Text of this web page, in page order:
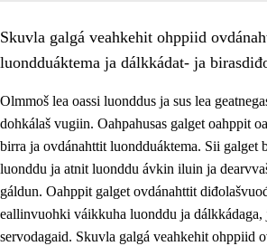
1. Oahpahusa árvovuođđu
Skuvla galgá veahkehit ohppiid
luondduáktema ja dálkkádat- ja
Olmmoš lea oassi luonddus ja sus lea
dohkálaš vugiin. Oahpahusas galget oahppit
birra ja ovdánahttit luondduáktema. Sii galget
luonddu ja atnit luonddu ávkin iluin ja
gáldun. Oahppit galget ovdánahttit
eallinvuohki váikkuha luonddu ja dálkkádaga,
servodagaid. Skuvla galgá veahkehit ohppiid